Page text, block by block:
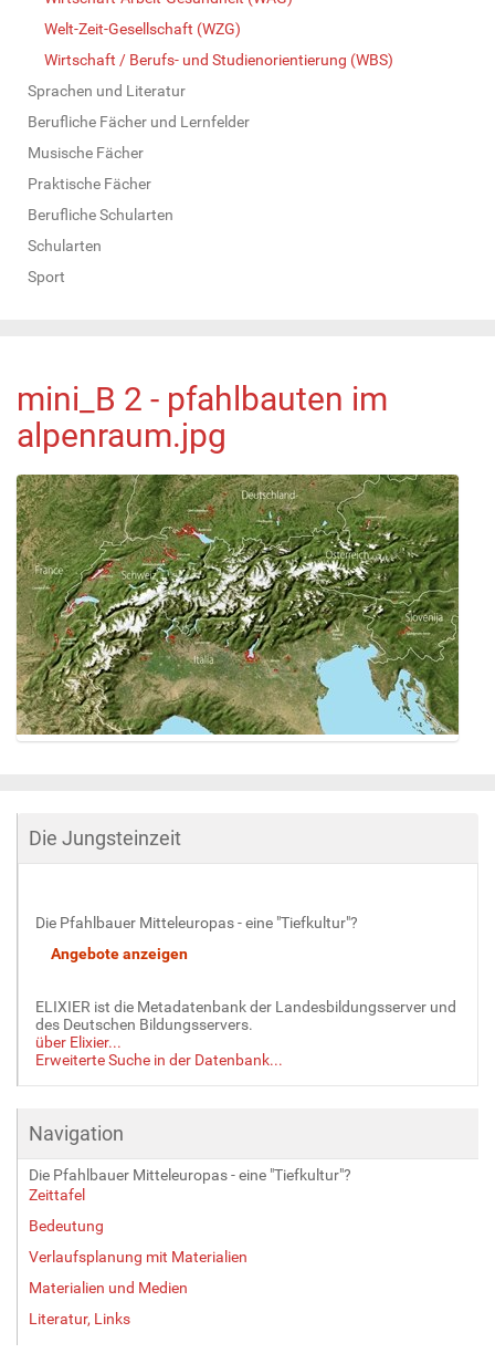
Welt-Zeit-Gesellschaft (WZG)
Wirtschaft / Berufs- und Studienorientierung (WBS)
Sprachen und Literatur
Berufliche Fächer und Lernfelder
Musische Fächer
Praktische Fächer
Berufliche Schularten
Schularten
Sport
mini_B 2 - pfahlbauten im
alpenraum.jpg
e
B
e
G
ö
ß
Die Jungsteinzeit
Die Pfahlbauer Mitteleuropas - eine "Tiefkultur"?
ELIXIER ist die Metadatenbank der Landesbildungsserver und
des Deutschen Bildungsservers.
über Elixier...
Erweiterte Suche in der Datenbank...
Navigation
Die Pfahlbauer Mitteleuropas - eine "Tiefkultur"?
Zeittafel
Bedeutung
Verlaufsplanung mit Materialien
Materialien und Medien
Literatur, Links